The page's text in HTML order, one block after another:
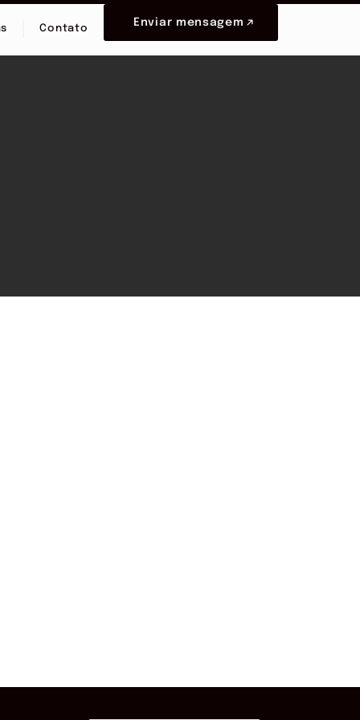
Contato
Enviar mensagem